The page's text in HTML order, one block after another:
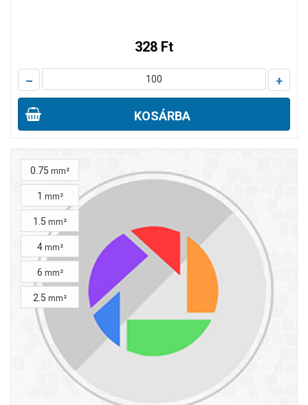
328 Ft
– +
KOSÁRBA
0.75 mm²
1 mm²
1.5 mm²
4 mm²
6 mm²
2.5 mm²